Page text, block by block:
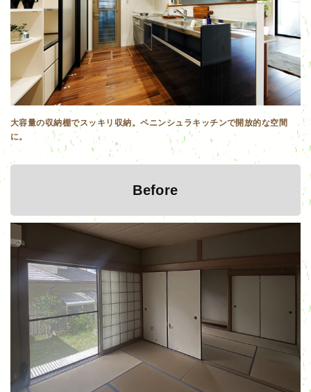
大容量の収納棚でスッキリ収納。ペニンシュラキッチンで開放的な空間
に。
Before